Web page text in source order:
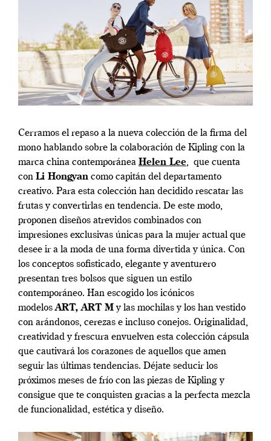
Cerramos el repaso a la nueva colección de la firma del
mono hablando sobre la colaboración de Kipling con la
marca china contemporánea Helen Lee, que cuenta
con Li Hongyan como capitán del departamento
creativo. Para esta colección han decidido rescatar las
frutas y convertirlas en tendencia. De este modo,
proponen diseños atrevidos combinados con
impresiones exclusivas únicas para la mujer actual que
desee ir a la moda de una forma divertida y única. Con
los conceptos sofisticado, elegante y aventurero
presentan tres bolsos que siguen un estilo
contemporáneo. Han escogido los icónicos
modelos ART, ART My las mochilas y los han vestido
con arándonos, cerezas e incluso conejos. Originalidad,
creatividad y frescura envuelven esta colección cápsula
que cautivará los corazones de aquellos que amen
seguir las últimas tendencias. Déjate seducir los
próximos meses de frío con las piezas de Kipling y
consigue que te conquisten gracias a la perfecta mezcla
de funcionalidad, estética y diseño.